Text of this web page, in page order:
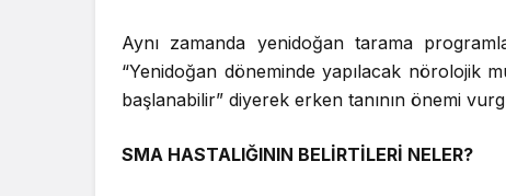
Aynı zamanda yenidoğan tarama
“Yenidoğan döneminde yapılacak nörolojik
başlanabilir” diyerek erken tanının önemi
SMA HASTALIĞININ BELİRTİLERİ NELER?